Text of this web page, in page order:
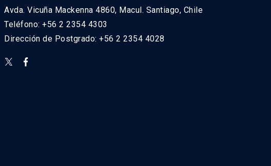
Avda. Vicuña Mackenna 4860, Macul. Santiago, Chile
Teléfono: +56 2 2354 4303
Dirección de Postgrado: +56 2 2354 4028